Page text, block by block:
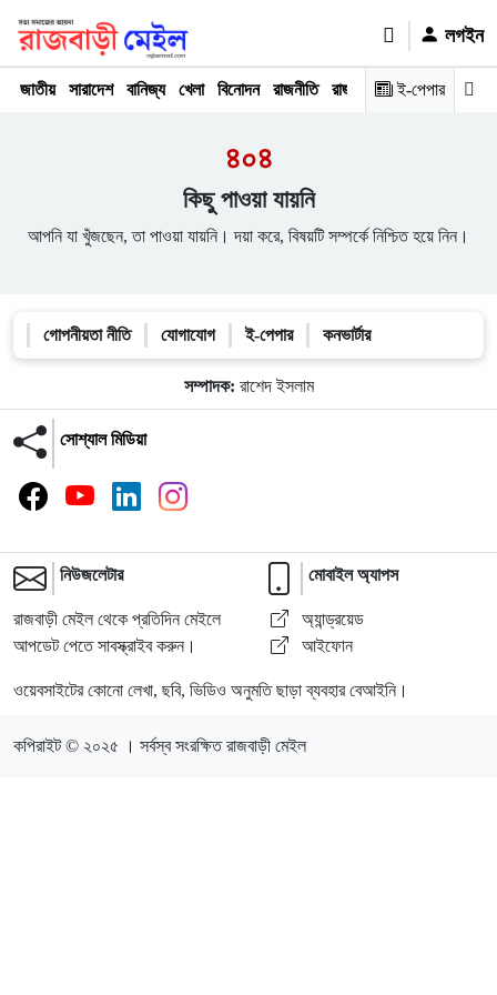
লগইন
জাতীয় সারাদেশ বানিজ্য খেলা বিনোদন রাজনীতি রাজধানী অপরাধ মতামত
ই-পেপার
৪০৪
কিছু পাওয়া যায়নি
আপনি যা খুঁজছেন, তা পাওয়া যায়নি। দয়া করে, বিষয়টি সম্পর্কে নিশ্চিত হয়ে নিন।
গোপনীয়তা নীতি যোগাযোগ ই-পেপার কনভার্টার
সম্পাদক: রাশেদ ইসলাম
সোশ্যাল মিডিয়া
নিউজলেটার
রাজবাড়ী মেইল থেকে প্রতিদিন মেইলে
আপডেট পেতে সাবস্ক্রাইব করুন।
মোবাইল অ্যাপস
অ্যান্ড্রয়েড
আইফোন
ওয়েবসাইটের কোনো লেখা, ছবি, ভিডিও অনুমতি ছাড়া ব্যবহার বেআইনি।
কপিরাইট © ২০২৫ । সর্বস্ব সংরক্ষিত রাজবাড়ী মেইল